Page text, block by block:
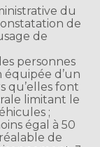
du
de
de
personnes
d’un
qu’elles font
limitant le
;
égal à 50
de